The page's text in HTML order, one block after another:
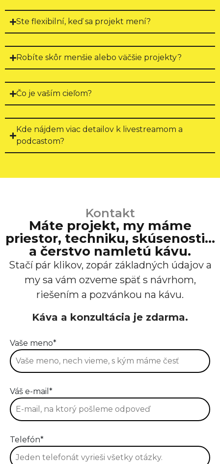
hľadá profesionálny
propagačné video.
Ste flexibilní, keď sa projekt mení?
Robíte skôr menšie alebo väčšie projekty?
Čo je vaším cieľom?
Kde nájdem viac detailov k livestreamom a
podcastom?
Kontakt
Máte projekt, my máme
priestor, techniku, skúsenosti…
a čerstvo namletú kávu.
Stačí pár klikov, zopár základných údajov a
my sa vám ozveme späť s návrhom,
riešením a pozvánkou na kávu.
Káva a konzultácia je zdarma.
Vaše meno*
Váš e-mail*
Telefón*